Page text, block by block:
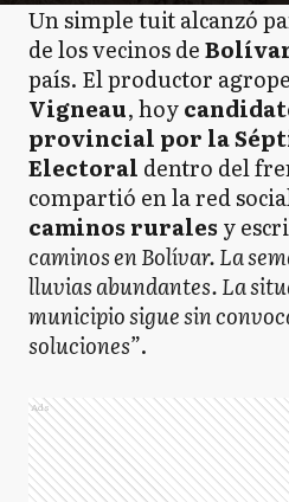
Un simple tuit alcanzó
de los vecinos de
país. El productor
Vigneau, hoy
provincial por la
Electoral dentro del
compartió en la red
caminos rurales y
caminos en Bolívar. La
lluvias abundantes. La
municipio sigue sin
soluciones”.
Ads